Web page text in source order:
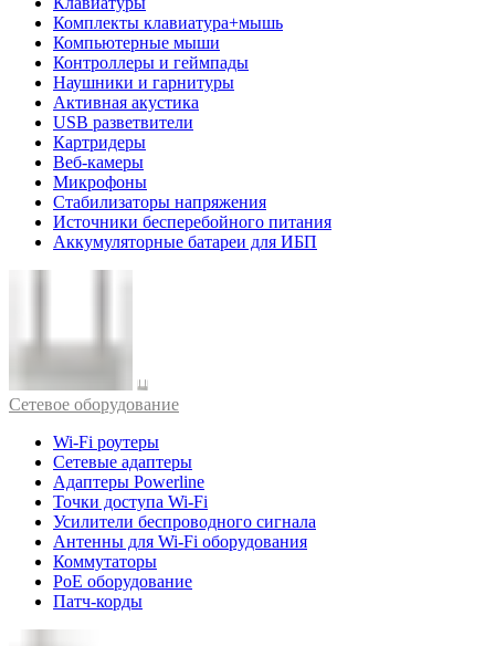
Комплекты клавиатура+мышь
Компьютерные мыши
Контроллеры и геймпады
Наушники и гарнитуры
Активная акустика
USB разветвители
Картридеры
Веб-камеры
Микрофоны
Стабилизаторы напряжения
Источники бесперебойного питания
Аккумуляторные батареи для ИБП
Cетевое оборудование
Wi-Fi роутеры
Сетевые адаптеры
Адаптеры Powerline
Точки доступа Wi-Fi
Усилители беспроводного сигнала
Антенны для Wi-Fi оборудования
Коммутаторы
PoE оборудование
Патч-корды